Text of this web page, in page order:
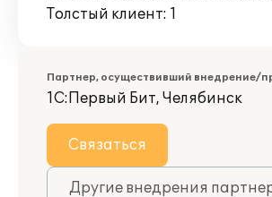
Толстый клиент: 1
Партнер, осуществивший внедрение/
1С:Первый Бит, Челябинск
Связаться
Другие внедрения